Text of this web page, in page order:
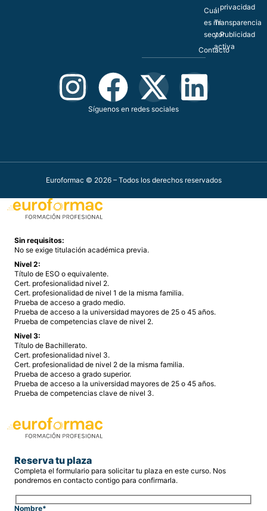
Cuál
es mi
sector
Contacto
privacidad
Transparencia
y Publicidad
activa
Síguenos en redes sociales
Euroformac © 2026 – Todos los derechos reservados
Sin requisitos:
No se exige titulación académica previa.
Nivel 2:
Título de ESO o equivalente.
Cert. profesionalidad nivel 2.
Cert. profesionalidad de nivel 1 de la misma familia.
Prueba de acceso a grado medio.
Prueba de acceso a la universidad mayores de 25 o 45 años.
Prueba de competencias clave de nivel 2.
Nivel 3:
Título de Bachillerato.
Cert. profesionalidad nivel 3.
Cert. profesionalidad de nivel 2 de la misma familia.
Prueba de acceso a grado superior.
Prueba de acceso a la universidad mayores de 25 o 45 años.
Prueba de competencias clave de nivel 3.
Reserva tu plaza
Completa el formulario para solicitar tu plaza en este curso. Nos
pondremos en contacto contigo para confirmarla.
Nombre*